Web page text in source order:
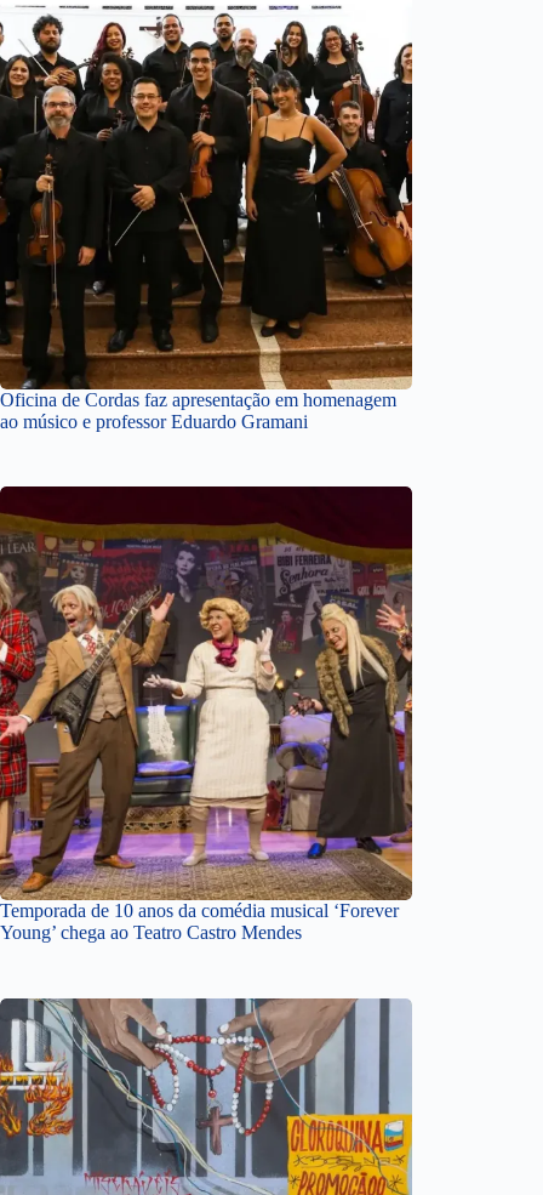
Oficina de Cordas faz apresentação em homenagem
ao músico e professor Eduardo Gramani
Temporada de 10 anos da comédia musical ‘Forever
Young’ chega ao Teatro Castro Mendes